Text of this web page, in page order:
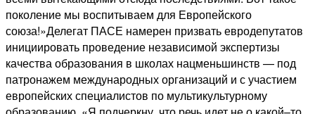
поколение мы воспитываем для Европейского
союза!»Делегат ПАСЕ намерен призвать евродепутатов
инициировать проведение независимой экспертизы
качества образования в школах нацменьшинств — под
патронажем международных организаций и с участием
европейских специалистов по мультикультурному